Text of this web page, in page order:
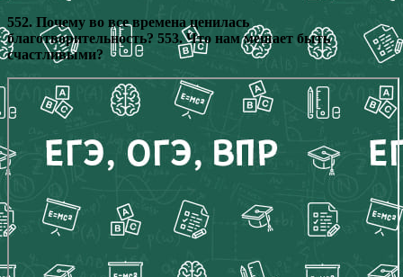
552. Почему во все времена ценилась
благотворительность? 553. Что нам мешает быть
счастливыми?